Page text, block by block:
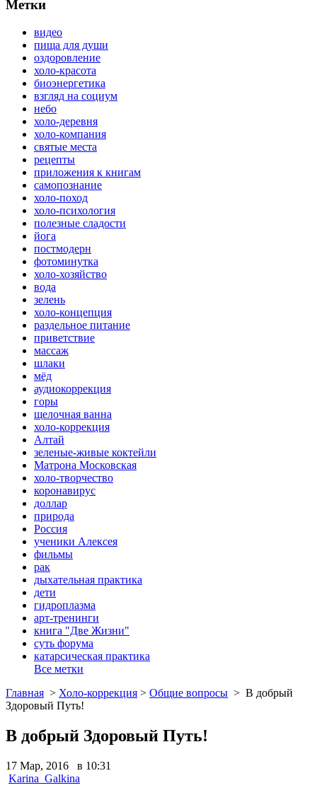
Метки
видео
пища для души
оздоровление
холо-красота
биоэнергетика
взгляд на социум
небо
холо-деревня
холо-компания
святые места
рецепты
приложения к книгам
самопознание
холо-поход
холо-психология
полезные сладости
йога
постмодерн
фотоминутка
холо-хозяйство
вода
зелень
холо-концепция
раздельное питание
приветствие
массаж
шлаки
мёд
аудиокоррекция
горы
щелочная ванна
холо-коррекция
Алтай
зеленые-живые коктейли
Матрона Московская
холо-творчество
коронавирус
доллар
природа
Россия
ученики Алексея
фильмы
рак
дыхательная практика
дети
гидроплазма
арт-тренинги
книга "Две Жизни"
суть форума
катарсическая практика
Все метки
Главная > Холо-коррекция > Общие вопросы > В добрый
Здоровый Путь!
В добрый Здоровый Путь!
17 Мар, 2016 в 10:31
Karina_Galkina